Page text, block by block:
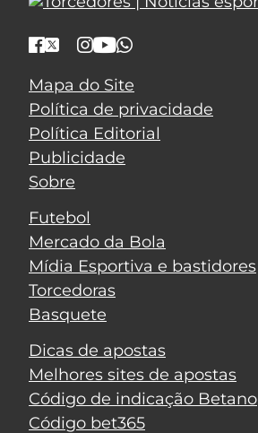
Mapa do Site
Política de privacidade
Política Editorial
Publicidade
Sobre
Futebol
Mercado da Bola
Mídia Esportiva e bastidores
Torcedoras
Basquete
Dicas de apostas
Melhores sites de apostas
Código de indicação Betano
Código bet365